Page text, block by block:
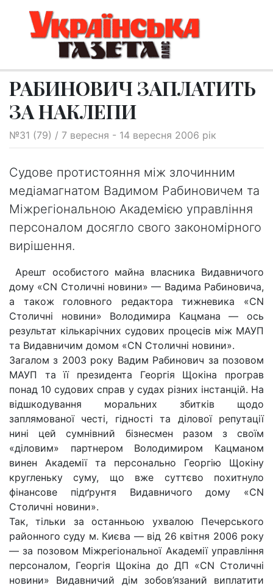
РАБИНОВИЧ ЗАПЛАТИТЬ
ЗА НАКЛЕПИ
№31 (79) / 7 вересня - 14 вересня 2006 рік
Судове протистояння між злочинним
медіамагнатом Вадимом Рабиновичем та
Міжрегіональною Академією управління
персоналом досягло свого закономірного
вирішення.
Арешт особистого майна власника Видавничого
дому «СN Столичні новини» — Вадима Рабиновича,
а також головного редактора тижневика «СN
Столичні новини» Володимира Кацмана — ось
результат кількарічних судових процесів між МАУП
та Видавничим домом «СN Столичні новини».
Загалом з 2003 року Вадим Рабинович за позовом
МАУП та її президента Георгія Щокіна програв
понад 10 судових справ у судах різних інстанцій. На
відшкодування моральних збитків щодо
заплямованої честі, гідності та ділової репутації
нині цей сумнівний бізнесмен разом з своїм
«діловим» партнером Володимиром Кацманом
винен Академії та персонально Георгію Щокіну
кругленьку суму, що вже суттєво похитнуло
фінансове підґрунтя Видавничого дому «СN
Столичні новини».
Так, тільки за останньою ухвалою Печерського
районного суду м. Києва — від 26 квітня 2006 року
— за позовом Міжрегіональної Академії управління
персоналом, Георгія Щокіна до ДП «СN Столичні
новини» Видавничий дім зобов’язаний виплатити